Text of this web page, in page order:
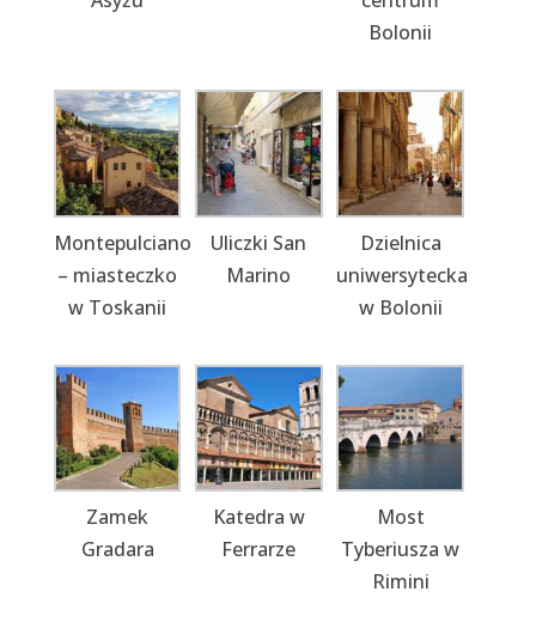
Bolonii
Montepulciano
– miasteczko
w Toskanii
Uliczki San
Marino
Dzielnica
uniwersytecka
w Bolonii
Zamek
Gradara
Katedra w
Ferrarze
Most
Tyberiusza w
Rimini